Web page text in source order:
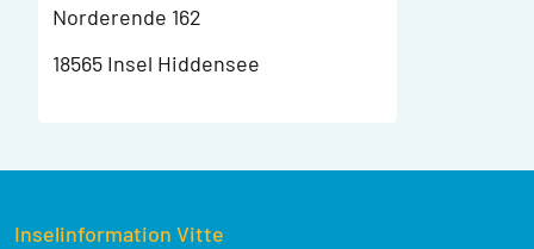
Norderende 162
18565 Insel Hiddensee
Inselinformation Vitte